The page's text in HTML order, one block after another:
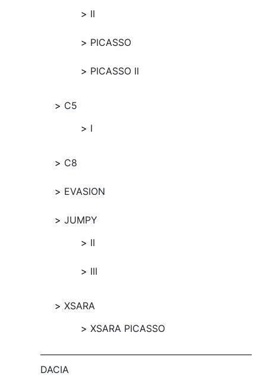
II
PICASSO
PICASSO II
C5
I
C8
EVASION
JUMPY
II
III
XSARA
XSARA PICASSO
DACIA